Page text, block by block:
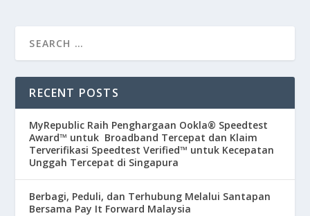
RECENT POSTS
MyRepublic Raih Penghargaan Ookla® Speedtest
Award™ untuk Broadband Tercepat dan Klaim
Terverifikasi Speedtest Verified™ untuk Kecepatan
Unggah Tercepat di Singapura
Berbagi, Peduli, dan Terhubung Melalui Santapan
Bersama Pay It Forward Malaysia